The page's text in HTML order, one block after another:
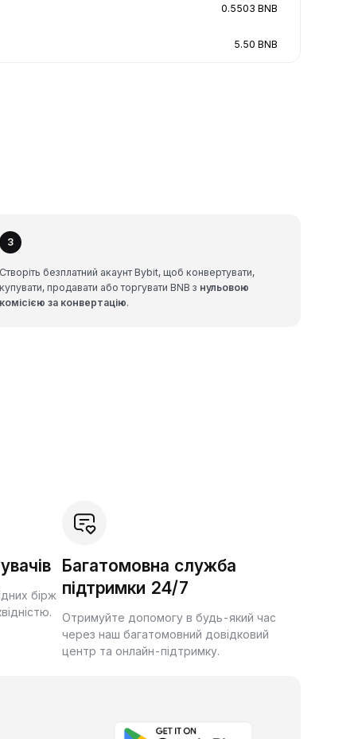
0.5503 BNB
5.50 BNB
3
Створіть безплатний акаунт Bybit, щоб конвертувати,
купувати, продавати або торгувати BNB з нульовою
комісією за конвертацію.
бірж
Багатомовна служба
підтримки 24/7
Отримуйте допомогу в будь-який час
через наш багатомовний довідковий
центр та онлайн-підтримку.